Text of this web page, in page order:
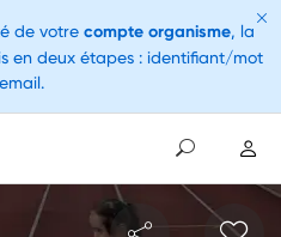
de votre compte organisme, la
en deux étapes : identifiant/mot